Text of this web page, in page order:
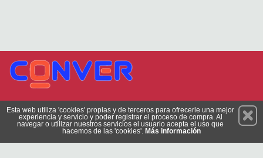
Suscríbete
Esta web utiliza 'cookies' propias y de terceros para ofrecerle una mejor
experiencia y servicio y poder registrar el proceso de compra. Al
navegar o utilizar nuestros servicios el usuario acepta el uso que
hacemos de las 'cookies'. Más información